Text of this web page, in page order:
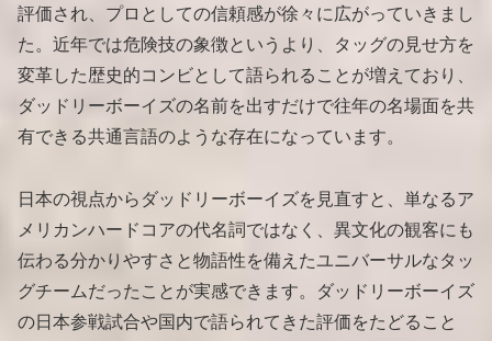
評価され、プロとしての信頼感が徐々に広がっていきまし
た。近年では危険技の象徴というより、タッグの見せ方を
変革した歴史的コンビとして語られることが増えており、
ダッドリーボーイズの名前を出すだけで往年の名場面を共
有できる共通言語のような存在になっています。
日本の視点からダッドリーボーイズを見直すと、単なるア
メリカンハードコアの代名詞ではなく、異文化の観客にも
伝わる分かりやすさと物語性を備えたユニバーサルなタッ
グチームだったことが実感できます。ダッドリーボーイズ
の日本参戦試合や国内で語られてきた評価をたどること